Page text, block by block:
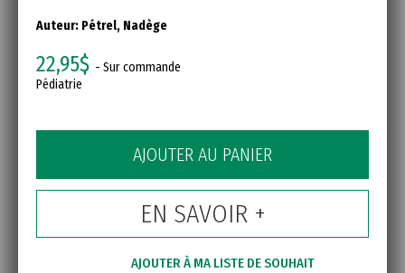
Auteur: Pétrel, Nadège
22,95$ - Sur commande
Pédiatrie
AJOUTER AU PANIER
EN SAVOIR +
AJOUTER À MA LISTE DE SOUHAIT